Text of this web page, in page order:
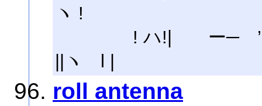
ヽ !
! ハ!| ー─
||ヽ l |
roll antenna